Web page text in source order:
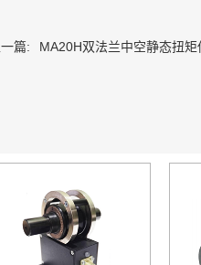
一篇: MA20H双法兰中空静态扭矩